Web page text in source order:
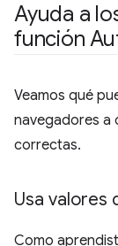
Ayuda a
función
Veamos qué
navegadores a
correctas.
Usa valores
Como